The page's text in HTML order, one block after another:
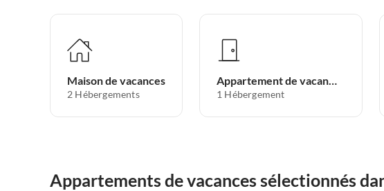
Maison de vacances
2 Hébergements
Appartement de vacances
1 Hébergement
Appartements de vacances sélectionnés